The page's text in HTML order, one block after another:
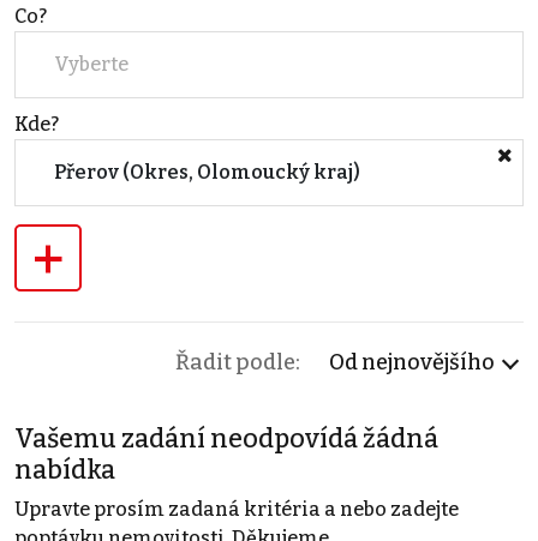
Co?
Vyberte
Kde?
Přerov (Okres, Olomoucký kraj)
+
Řadit podle: Od nejnovějšího
Vašemu zadání neodpovídá žádná
nabídka
Upravte prosím zadaná kritéria a nebo zadejte